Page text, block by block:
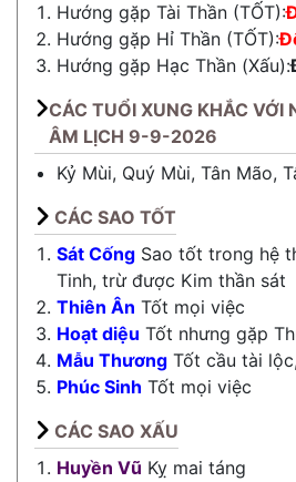
Hướng gặp Tài Thần (TỐT):
Hướng gặp Hỉ Thần (TỐT):
Hướng gặp Hạc Thần (Xấu):
CÁC TUỔI XUNG KHẮC
ÂM LỊCH 9-9-2026
Kỷ Mùi, Quý Mùi, Tân Mão,
CÁC SAO TỐT
Sát Cống Sao tốt trong hệ
Tinh, trừ được Kim thần sát
Thiên Ân Tốt mọi việc
Hoạt diệu Tốt nhưng gặp
Mẫu Thương Tốt cầu tài
Phúc Sinh Tốt mọi việc
CÁC SAO XẤU
Huyền Vũ Kỵ mai táng